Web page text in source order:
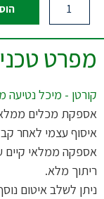
מפרט טכני
קורטן - מיכל נטיעה
אספקת מכלים
איסוף עצמי לאחר
אספקה ממלאי קיים עד ל- 7 ימי עבודה לאחר
ריתוך מלא.
ניתן לשלב איטום